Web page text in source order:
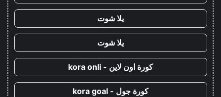
يلا شوت
يلا شوت
كورة اون لاين - kora onli
كورة جول - kora goal